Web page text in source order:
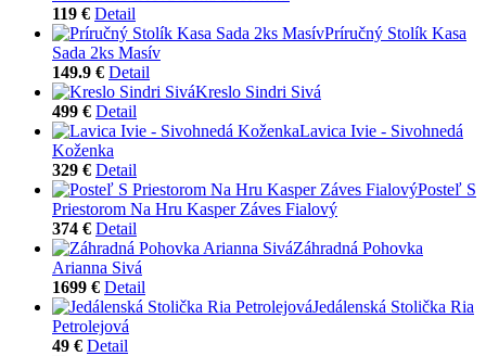
119 € Detail
Príručný Stolík Kasa
Sada 2ks Masív
149.9 € Detail
Kreslo Sindri Sivá
499 € Detail
Lavica Ivie - Sivohnedá
Koženka
329 € Detail
Posteľ S
Priestorom Na Hru Kasper Záves Fialový
374 € Detail
Záhradná Pohovka
Arianna Sivá
1699 € Detail
Jedálenská Stolička Ria
Petrolejová
49 € Detail